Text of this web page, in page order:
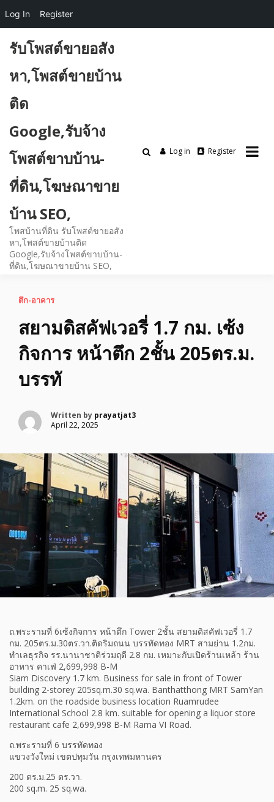
content
รับโพสต์ขายอสัง
หา,โพสต์ขายบ้าน
ติด
Google,รับจ้าง
โพสต์ขาบบ้าน-
ที่ดิน,โฆษณาขาย
บ้าน SEO,
โพสบ้านที่ดิน รับโพสต์ขายอสัง
หา,โพสต์ขายบ้านติด
Google,รับจ้างโพสต์ขาบบ้าน-
ที่ดิน,โฆษณาขายบ้าน SEO,
Log in Register
ตึก-อาคาร
สยามดิสคัฟเวอรี่ 1.7 กม. เซ้ง
กิจการ หน้าตึก 2ชั้น 205ตร.ม.
บรรทั
Written by prayatjat3
April 22, 2025
ถ.พระรามที่ 6เซ้งกิจการ หน้าตึก Tower 2ชั้น สยามดิสคัฟเวอรี่ 1.7
กม. 205ตร.ม.30ตร.วา.ติดริมถนน บรรทัดทอง MRT สามย่าน 1.2กม.
ทำเลธุรกิจ รร.นานาชาติร่วมฤดี 2.8 กม. เหมาะกับเปิดร้านเหล้า ร้าน
อาหาร คาเฟ่ 2,699,998 B-M
Siam Discovery 1.7 km. Business for sale in front of Tower
building 2-storey 205sq.m.30 sq.wa. Banthatthong MRT SamYan
1.2km. on the roadside business location Ruamrudee
International School 2.8 km. suitable for opening a liquor store
restaurant cafe 2,699,998 B-M Rama VI Road.
ถ.พระรามที่ 6 บรรทัดทอง
แขวงวังใหม่ เขตปทุมวัน กรุงเทพมหานคร
200 ตร.ม.25 ตร.วา.
200 sq.m. 25 sq.wa.
Log In Register